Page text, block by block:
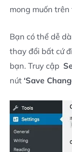
mong muốn
Bạn có thể dễ
thay đổi bất cứ
bạn. Truy cập
nút ‘Save